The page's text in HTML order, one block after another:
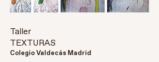
Taller
TEXTURAS
Colegio Valdecás Madrid